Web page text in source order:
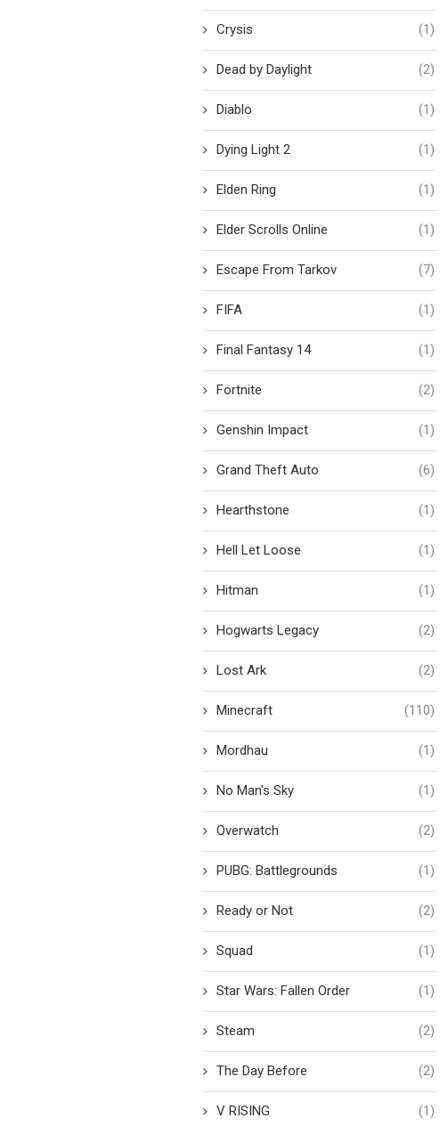
Crysis (1)
Dead by Daylight (2)
Diablo (1)
Dying Light 2 (1)
Elden Ring (1)
Elder Scrolls Online (1)
Escape From Tarkov (7)
FIFA (1)
Final Fantasy 14 (1)
Fortnite (2)
Genshin Impact (1)
Grand Theft Auto (6)
Hearthstone (1)
Hell Let Loose (1)
Hitman (1)
Hogwarts Legacy (2)
Lost Ark (2)
Minecraft (110)
Mordhau (1)
No Man's Sky (1)
Overwatch (2)
PUBG: Battlegrounds (1)
Ready or Not (2)
Squad (1)
Star Wars: Fallen Order (1)
Steam (2)
The Day Before (2)
V RISING (1)